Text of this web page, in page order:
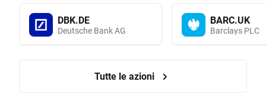
DBK.DE
Deutsche Bank AG
BARC.UK
Barclays PLC
Tutte le azioni